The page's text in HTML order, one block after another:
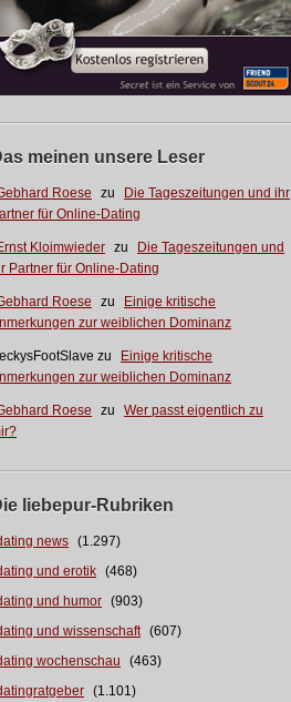
meinen unsere Leser
Roese zu
Die Tageszeitungen und ihr
für Online-Dating
Kloimwieder zu
Die Tageszeitungen und
Partner für Online-Dating
Roese zu
Einige kritische
zur weiblichen Dominanz
zu
Einige kritische
zur weiblichen Dominanz
Roese zu
Wer passt eigentlich zu
liebepur-Rubriken
news (1.297)
und erotik (468)
und humor (903)
und wissenschaft (607)
wochenschau
(463)
(1.101)